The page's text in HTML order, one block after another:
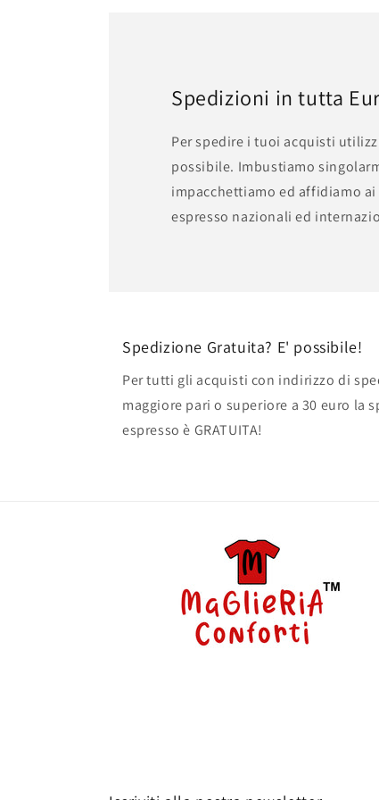
Spedizioni in tutta
Per spedire i tuoi acquisti
possibile. Imbustiamo
impacchettiamo ed affidiamo
espresso nazionali ed
Spedizione Gratuita? E' possibile!
Per tutti gli acquisti con indirizzo di
maggiore pari o superiore a 30 euro la
espresso è GRATUITA!